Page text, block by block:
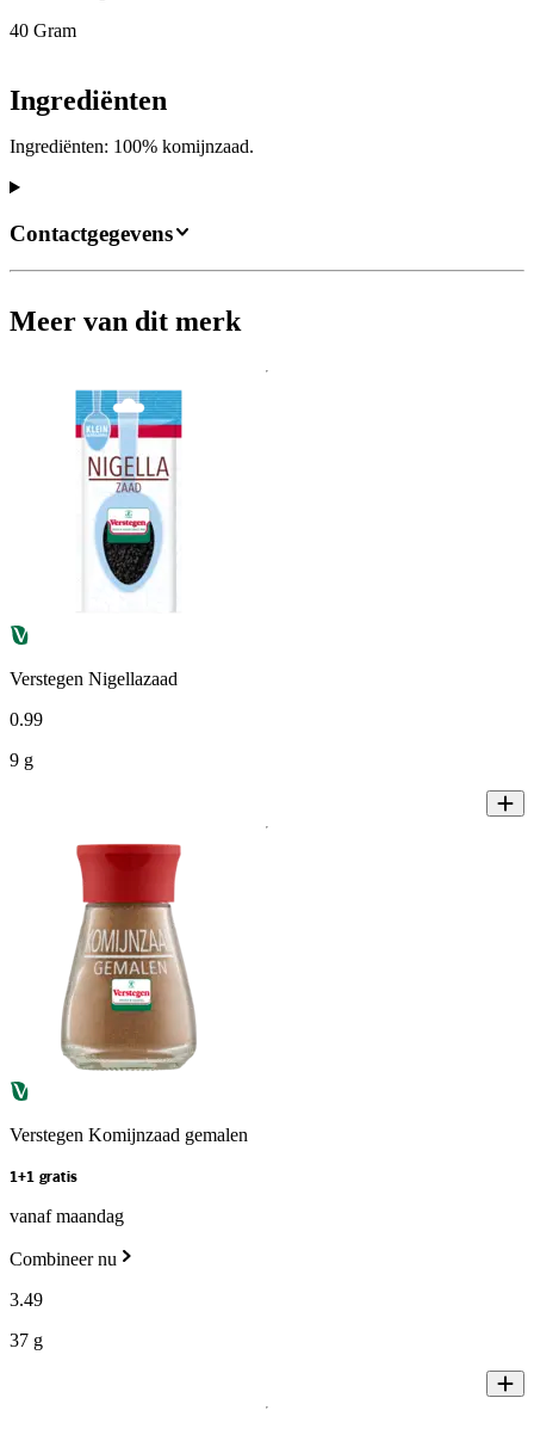
40 Gram
Ingrediënten
Ingrediënten: 100% komijnzaad.
Contactgegevens
Meer van dit merk
Verstegen Nigellazaad
0.99
9 g
Verstegen Komijnzaad gemalen
1+1 gratis
vanaf maandag
Combineer nu
3.49
37 g